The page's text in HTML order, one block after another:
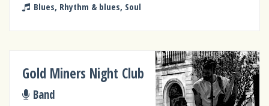
Blues, Rhythm & blues, Soul
Gold Miners Night Club
Band